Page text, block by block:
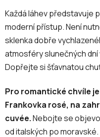
Každá láhev představuje
moderní přístup. Není
sklenka dobře
atmosféry slunečných
Dopřejte si šťavnatou
Pro romantické chvíle
Frankovka rosé, na
cuvée.Nebojte se
od italských po moravské.